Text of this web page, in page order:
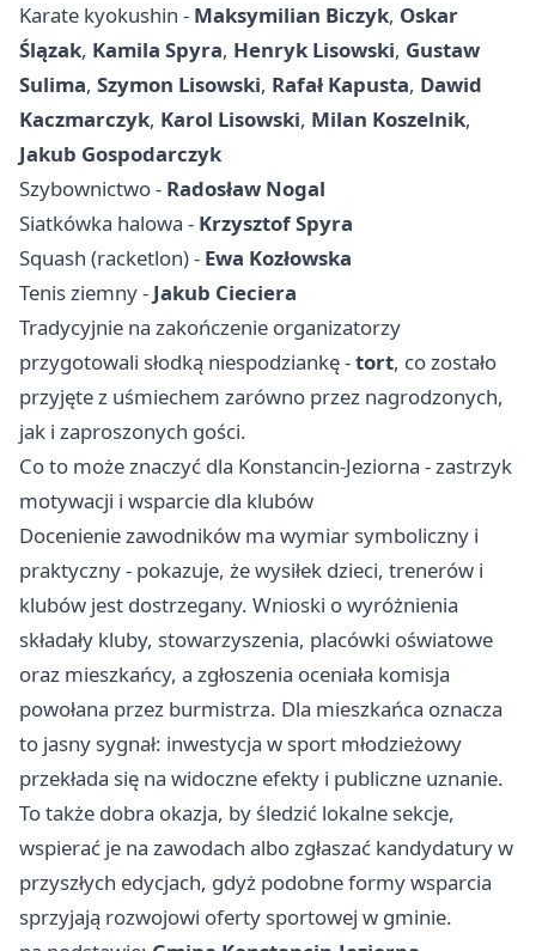
Karate kyokushin - Maksymilian Biczyk, Oskar
Ślązak, Kamila Spyra, Henryk Lisowski, Gustaw
Sulima, Szymon Lisowski, Rafał Kapusta, Dawid
Kaczmarczyk, Karol Lisowski, Milan Koszelnik,
Jakub Gospodarczyk
Szybownictwo - Radosław Nogal
Siatkówka halowa - Krzysztof Spyra
Squash (racketlon) - Ewa Kozłowska
Tenis ziemny - Jakub Cieciera
Tradycyjnie na zakończenie organizatorzy
przygotowali słodką niespodziankę -tort, co zostało
przyjęte z uśmiechem zarówno przez nagrodzonych,
jak i zaproszonych gości.
Co to może znaczyć dla Konstancin-Jeziorna - zastrzyk
motywacji i wsparcie dla klubów
Docenienie zawodników ma wymiar symboliczny i
praktyczny - pokazuje, że wysiłek dzieci, trenerów i
klubów jest dostrzegany. Wnioski o wyróżnienia
składały kluby, stowarzyszenia, placówki oświatowe
oraz mieszkańcy, a zgłoszenia oceniała komisja
powołana przez burmistrza. Dla mieszkańca oznacza
to jasny sygnał: inwestycja w sport młodzieżowy
przekłada się na widoczne efekty i publiczne uznanie.
To także dobra okazja, by śledzić lokalne sekcje,
wspierać je na zawodach albo zgłaszać kandydatury w
przyszłych edycjach, gdyż podobne formy wsparcia
sprzyjają rozwojowi oferty sportowej w gminie.